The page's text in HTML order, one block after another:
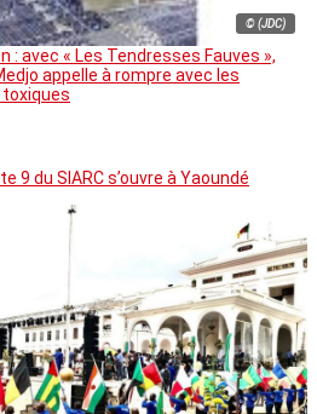
© (JDC)
: avec « Les Tendresses Fauves »,
appelle à rompre avec les
9 du SIARC s’ouvre à Yaoundé